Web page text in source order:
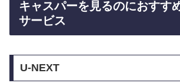
キャスパーを見るのにおすす
サービス
U-NEXT